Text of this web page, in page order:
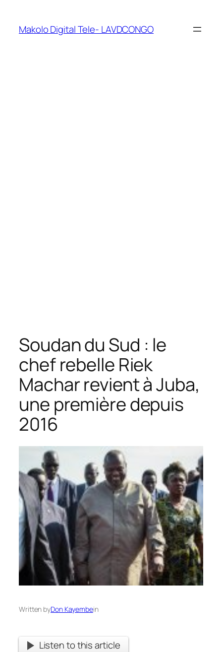
Makolo Digital Tele- LAVDCONGO
Soudan du Sud : le
chef rebelle Riek
Machar revient à Juba,
une première depuis
2016
Written byDon Kayembein
Listen to this article